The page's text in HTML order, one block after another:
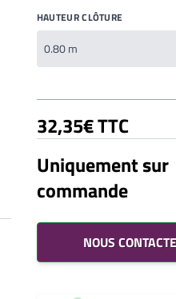
HAUTEUR CLÔTURE
32,35€ TTC
Uniquement sur
commande
NOUS
Votre liste de souhaits
0,00€